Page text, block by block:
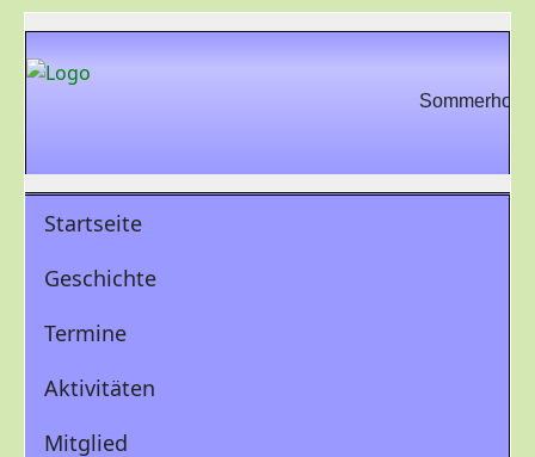
Startseite
Geschichte
Termine
Aktivitäten
Mitglied